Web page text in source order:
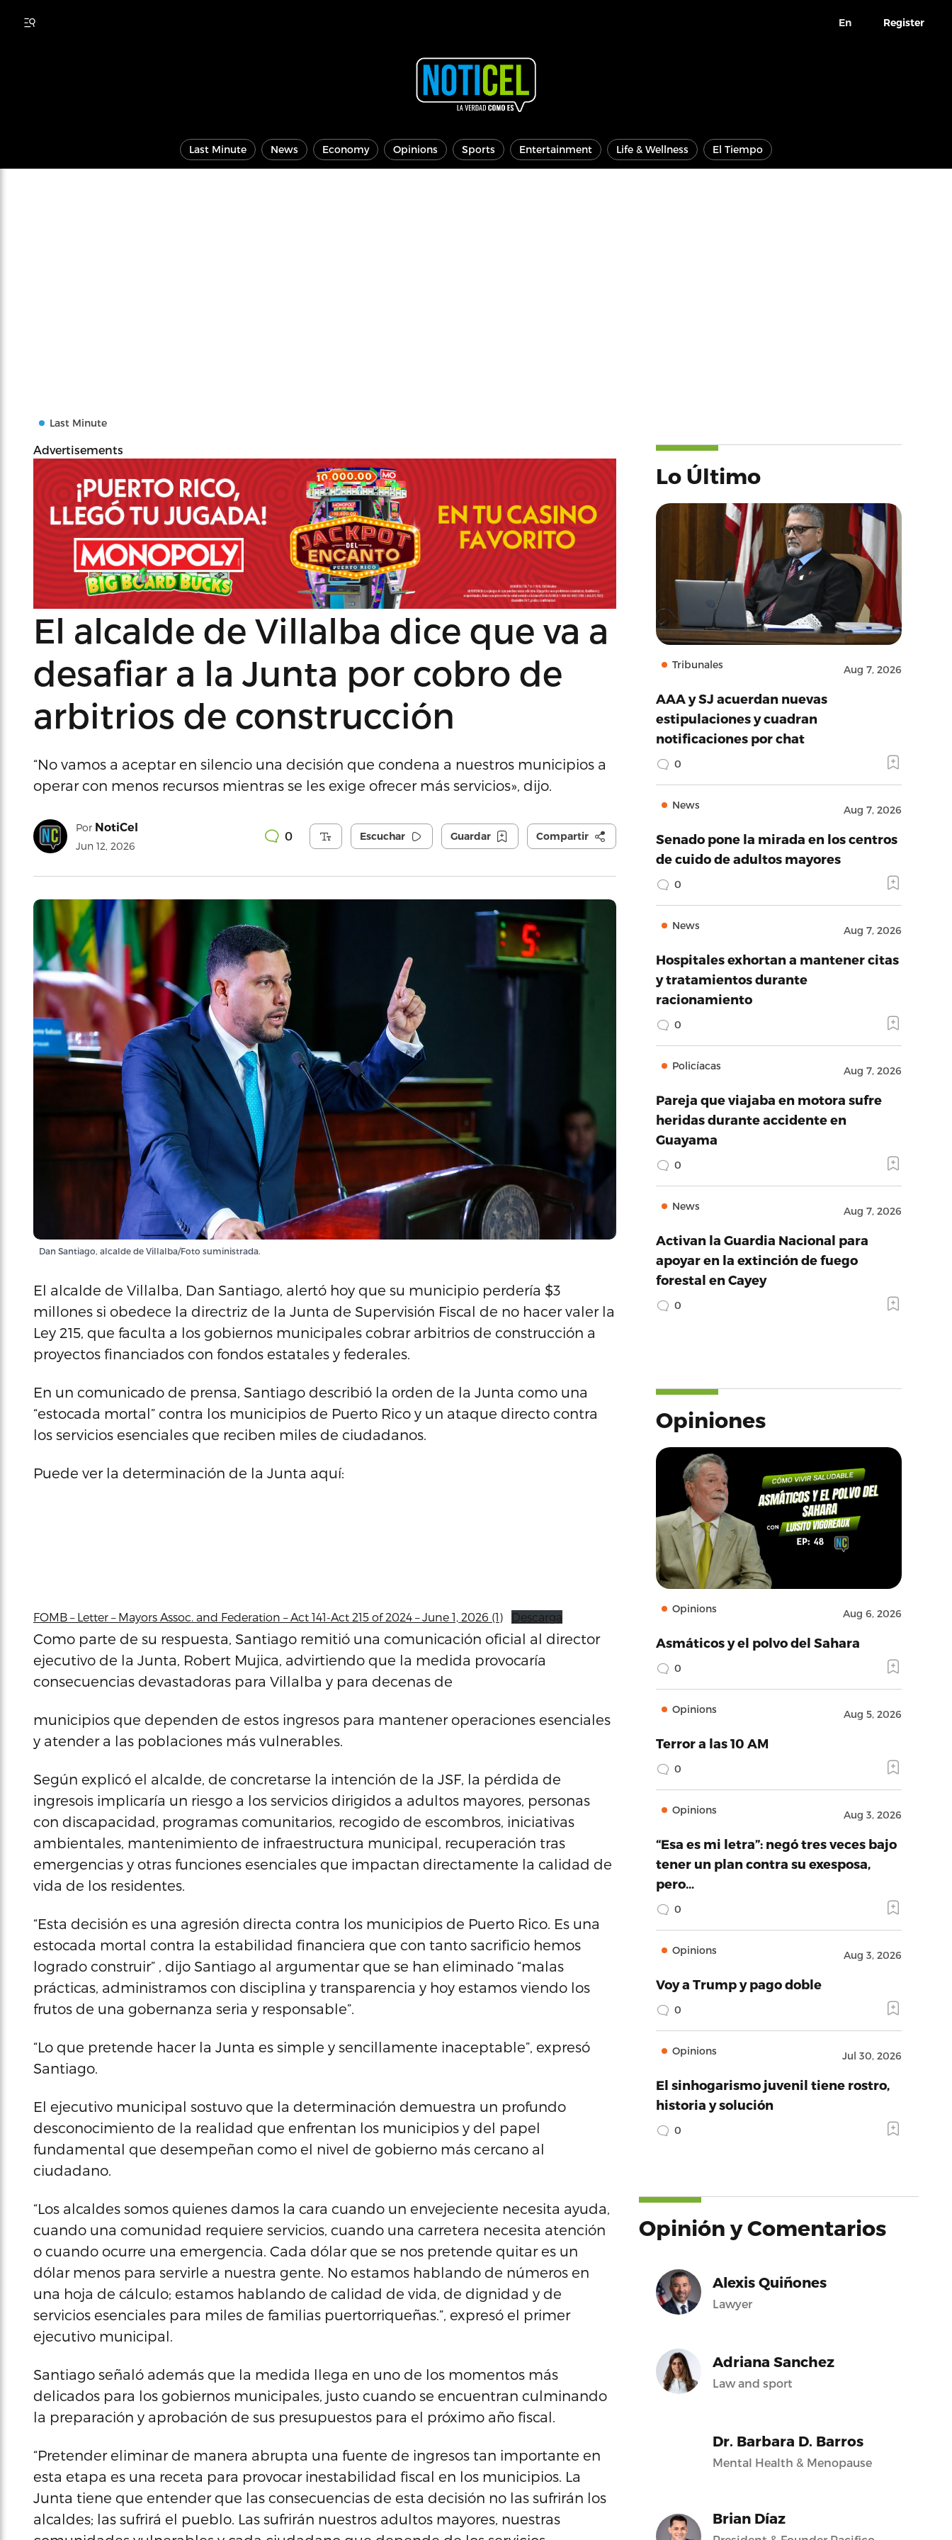
En Register
Last Minute News Economy Opinions Sports Entertainment Life & Wellness El Tiempo
Last Minute
Advertisements
El alcalde de Villalba dice que va a
desafiar a la Junta por cobro de
arbitrios de construcción
“No vamos a aceptar en silencio una decisión que condena a nuestros municipios a
operar con menos recursos mientras se les exige ofrecer más servicios», dijo.
Por NotiCel
Jun 12, 2026
0 Escuchar Guardar Compartir
Dan Santiago, alcalde de Villalba/Foto suministrada.
El alcalde de Villalba, Dan Santiago, alertó hoy que su municipio perdería $3
millones si obedece la directriz de la Junta de Supervisión Fiscal de no hacer valer la
Ley 215, que faculta a los gobiernos municipales cobrar arbitrios de construcción a
proyectos financiados con fondos estatales y federales.
En un comunicado de prensa, Santiago describió la orden de la Junta como una
“estocada mortal” contra los municipios de Puerto Rico y un ataque directo contra
los servicios esenciales que reciben miles de ciudadanos.
Puede ver la determinación de la Junta aquí:
FOMB – Letter – Mayors Assoc. and Federation – Act 141-Act 215 of 2024 – June 1, 2026 (1) Descarga
Como parte de su respuesta, Santiago remitió una comunicación oficial al director
ejecutivo de la Junta, Robert Mujica, advirtiendo que la medida provocaría
consecuencias devastadoras para Villalba y para decenas de
municipios que dependen de estos ingresos para mantener operaciones esenciales
y atender a las poblaciones más vulnerables.
Según explicó el alcalde, de concretarse la intención de la JSF, la pérdida de
ingresois implicaría un riesgo a los servicios dirigidos a adultos mayores, personas
con discapacidad, programas comunitarios, recogido de escombros, iniciativas
ambientales, mantenimiento de infraestructura municipal, recuperación tras
emergencias y otras funciones esenciales que impactan directamente la calidad de
vida de los residentes.
“Esta decisión es una agresión directa contra los municipios de Puerto Rico. Es una
estocada mortal contra la estabilidad financiera que con tanto sacrificio hemos
logrado construir” , dijo Santiago al argumentar que se han eliminado “malas
prácticas, administramos con disciplina y transparencia y hoy estamos viendo los
frutos de una gobernanza seria y responsable”.
“Lo que pretende hacer la Junta es simple y sencillamente inaceptable”, expresó
Santiago.
El ejecutivo municipal sostuvo que la determinación demuestra un profundo
desconocimiento de la realidad que enfrentan los municipios y del papel
fundamental que desempeñan como el nivel de gobierno más cercano al
ciudadano.
“Los alcaldes somos quienes damos la cara cuando un envejeciente necesita ayuda,
cuando una comunidad requiere servicios, cuando una carretera necesita atención
o cuando ocurre una emergencia. Cada dólar que se nos pretende quitar es un
dólar menos para servirle a nuestra gente. No estamos hablando de números en
una hoja de cálculo; estamos hablando de calidad de vida, de dignidad y de
servicios esenciales para miles de familias puertorriqueñas.”, expresó el primer
ejecutivo municipal.
Santiago señaló además que la medida llega en uno de los momentos más
delicados para los gobiernos municipales, justo cuando se encuentran culminando
la preparación y aprobación de sus presupuestos para el próximo año fiscal.
“Pretender eliminar de manera abrupta una fuente de ingresos tan importante en
esta etapa es una receta para provocar inestabilidad fiscal en los municipios. La
Junta tiene que entender que las consecuencias de esta decisión no las sufrirán los
alcaldes; las sufrirá el pueblo. Las sufrirán nuestros adultos mayores, nuestras
Lo Último
Tribunales Aug 7, 2026
AAA y SJ acuerdan nuevas
estipulaciones y cuadran
notificaciones por chat
0
News Aug 7, 2026
Senado pone la mirada en los centros
de cuido de adultos mayores
0
News Aug 7, 2026
Hospitales exhortan a mantener citas
y tratamientos durante
racionamiento
0
Policíacas Aug 7, 2026
Pareja que viajaba en motora sufre
heridas durante accidente en
Guayama
0
News Aug 7, 2026
Activan la Guardia Nacional para
apoyar en la extinción de fuego
forestal en Cayey
0
Opiniones
Opinions Aug 6, 2026
Asmáticos y el polvo del Sahara
0
Opinions Aug 5, 2026
Terror a las 10 AM
0
Opinions Aug 3, 2026
“Esa es mi letra”: negó tres veces bajo
tener un plan contra su exesposa,
pero…
0
Opinions Aug 3, 2026
Voy a Trump y pago doble
0
Opinions Jul 30, 2026
El sinhogarismo juvenil tiene rostro,
historia y solución
0
Opinión y Comentarios
Alexis Quiñones
Lawyer
Adriana Sanchez
Law and sport
Dr. Barbara D. Barros
Mental Health & Menopause
Brian Díaz